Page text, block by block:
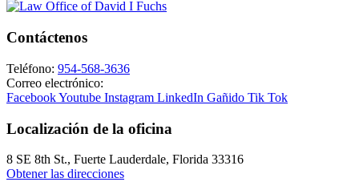
Contáctenos
Teléfono: 954-568-3636
Correo electrónico:
FacebookYoutube Instagram LinkedIn Gañido Tik Tok
Localización de la oficina
8 SE 8th St., Fuerte Lauderdale, Florida 33316
Obtener las direcciones